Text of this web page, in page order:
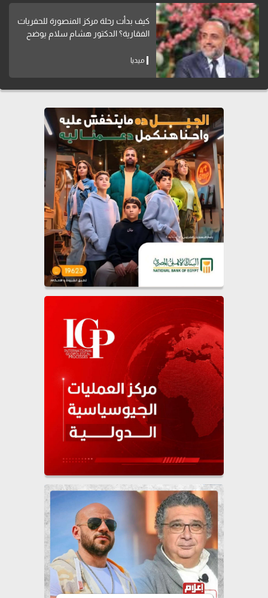
كيف بدأت رحلة مركز المنصورة للحفريات
الفقارية؟ الدكتور هشام سلام يوضح
ميديا